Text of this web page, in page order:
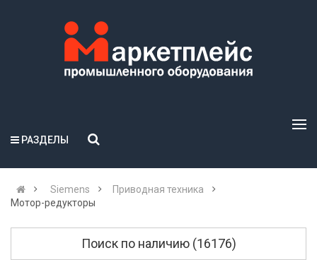
РАЗДЕЛЫ
Siemens
Приводная техника
Мотор-редукторы
Поиск по наличию (16176)